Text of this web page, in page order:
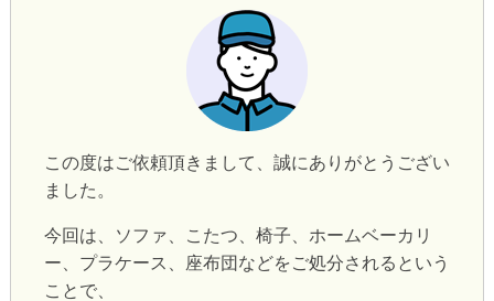
この度はご依頼頂きまして、誠にありがとうござい
ました。
今回は、ソファ、こたつ、椅子、ホームベーカリ
ー、プラケース、座布団などをご処分されるという
ことで、